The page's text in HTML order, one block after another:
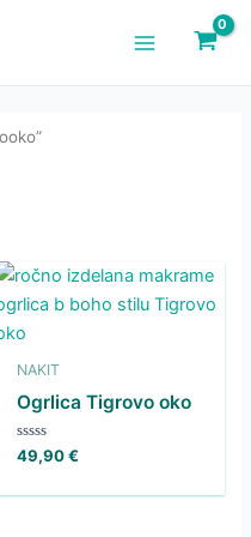
NAKIT
Ogrlica Tigrovo oko
Ocenjeno
5
49,90€